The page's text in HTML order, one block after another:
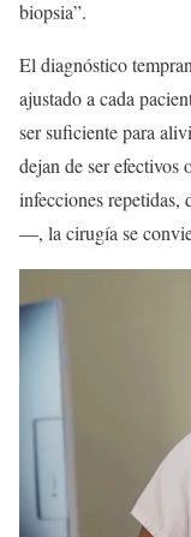
biopsia”.
El diagnóstico
ajustado a cada
ser suficiente para
dejan de ser
infecciones repetidas,
—, la cirugía se